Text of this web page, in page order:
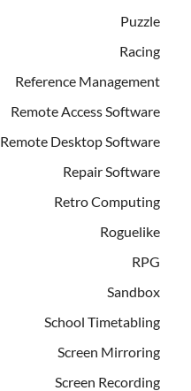
Puzzle
Racing
Reference Management
Remote Access Software
Remote Desktop Software
Repair Software
Retro Computing
Roguelike
RPG
Sandbox
School Timetabling
Screen Mirroring
Screen Recording